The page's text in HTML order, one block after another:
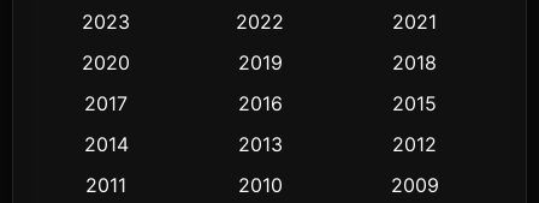
Classic หนังคลาสสิก
Comedy ตลก 367
2023
2022
2021
2020
2019
2018
2017
2016
2015
2014
2013
2012
2011
2010
2009